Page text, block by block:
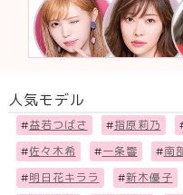
人気モデル
#益若つばさ #指原莉乃
#佐々木希 #一条響 #南
#明日花キララ #新木優子